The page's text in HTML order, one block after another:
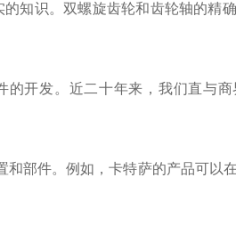
知识。双螺旋齿轮和齿轮轴的精
开发。近二十年来，我们直与商
部件。例如，卡特萨的产品可以